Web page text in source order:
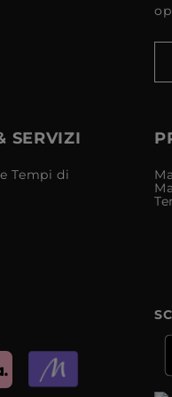
SERVIZI
Tempi di